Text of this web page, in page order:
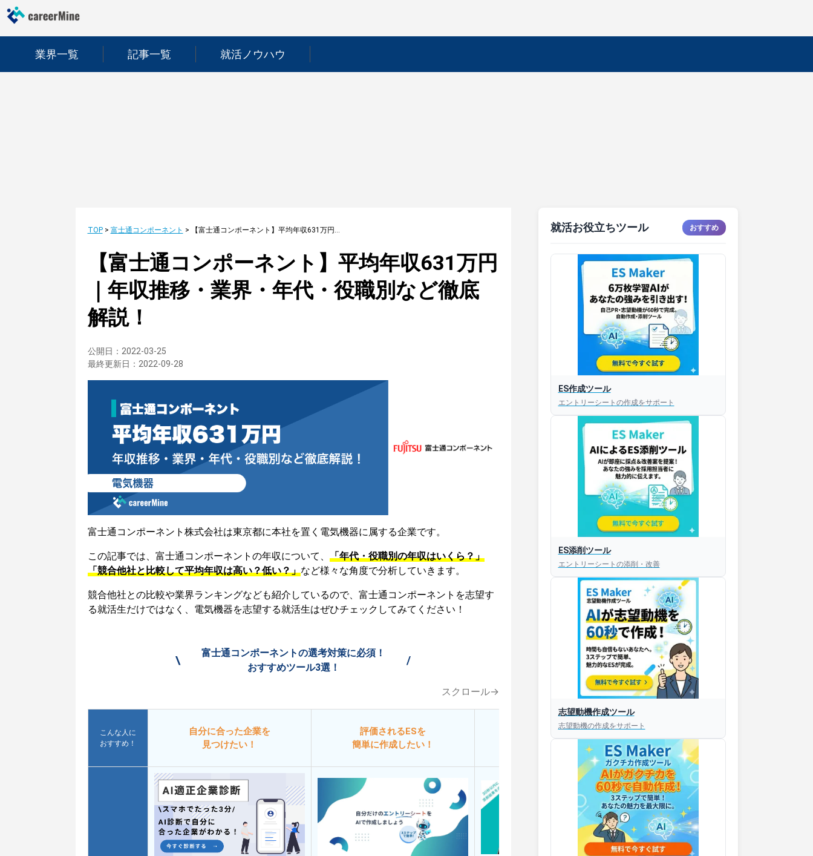
業界一覧 記事一覧 就活ノウハウ
TOP> 富士通コンポーネント > 【富士通コンポーネント】平均年収631万円｜年収推移・業界・年代・役職別など徹底解説！
【富士通コンポーネント】平均年収631万円
｜年収推移・業界・年代・役職別など徹底
解説！
公開日： 2022-03-25
最終更新日： 2022-09-28
富士通コンポーネント株式会社は東京都に本社を置く電気機器に属する企業です。
この記事では、富士通コンポーネントの年収について、 「年代・役職別の年収はいくら？」
「競合他社と比較して平均年収は高い？低い？」など様々な角度で分析していきます。
競合他社との比較や業界ランキングなども紹介しているので、富士通コンポーネントを志望す
る就活生だけではなく、電気機器を志望する就活生はぜひチェックしてみてください！
\
富士通コンポーネントの選考対策に必須！
おすすめツール3選！
/
スクロール→
こんな人に
おすすめ！
自分に合った企業を
見つけたい！
評価されるESを
簡単に作成したい！
今すぐESを
添削してほしい！
就活お役立ちツール おすすめ
ES作成ツール
エントリーシートの作成をサポート
ES添削ツール
エントリーシートの添削・改善
志望動機作成ツール
志望動機の作成をサポート